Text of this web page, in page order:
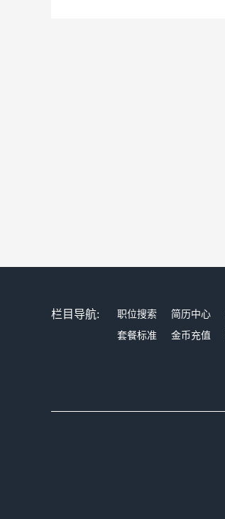
栏目导航: 职位搜索 简历中心
套餐标准
金币充值